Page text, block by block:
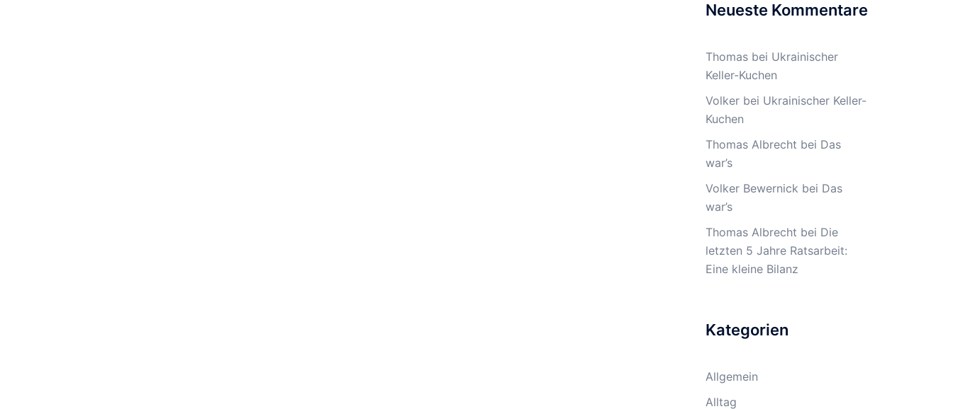
Neueste Kommentare
Thomasbei Ukrainischer
Keller-Kuchen
Volkerbei Ukrainischer Keller-
Kuchen
Thomas Albrecht bei Das
war’s
Volker Bewernick bei Das
war’s
Thomas Albrecht bei Die
letzten 5 Jahre Ratsarbeit:
Eine kleine Bilanz
Kategorien
Allgemein
Alltag